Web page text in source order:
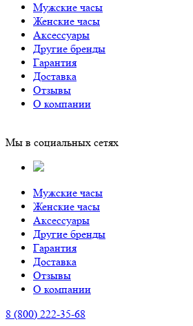
Мужские часы
Женские часы
Аксессуары
Другие бренды
Гарантия
Доставка
Отзывы
О компании
Мы в социальных сетях
Мужские часы
Женские часы
Аксессуары
Другие бренды
Гарантия
Доставка
Отзывы
О компании
8 (800) 222-35-68